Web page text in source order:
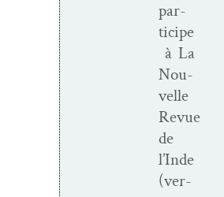
par­
ticipe
à La
Nou­
velle
Revue
de
l’Inde
(ver­